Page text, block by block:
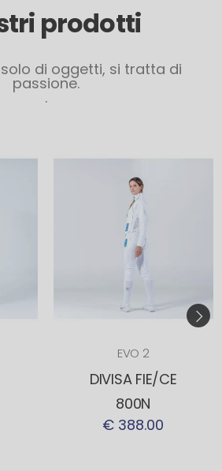
prodotti
di oggetti, si tratta di
passione.
.
EVO 2
DIVISA FIE/CE
800N
€ 388.00